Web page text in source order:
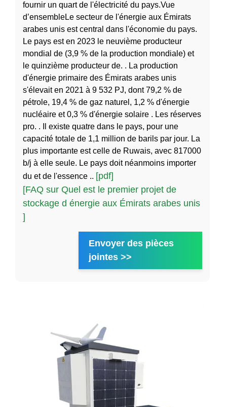
fournir un quart de l'électricité du pays.Vue
d’ensembleLe secteur de l'énergie aux Émirats
arabes unis est central dans l'économie du pays.
Le pays est en 2023 le neuvième producteur
mondial de (3,9 % de la production mondiale) et
le quinzième producteur de. . La production
d'énergie primaire des Émirats arabes unis
s'élevait en 2021 à 9 532 PJ, dont 79,2 % de
pétrole, 19,4 % de gaz naturel, 1,2 % d'énergie
nucléaire et 0,3 % d'énergie solaire . Les réserves
pro. . Il existe quatre dans le pays, pour une
capacité totale de 1,1 million de barils par jour. La
plus importante est celle de Ruwais, avec 817000
b/j à elle seule. Le pays doit néanmoins importer
du et de l'essence .. [pdf]
[FAQ sur Quel est le premier projet de
stockage d énergie aux Émirats arabes unis
]
Envoyer des pièces
jointes >>